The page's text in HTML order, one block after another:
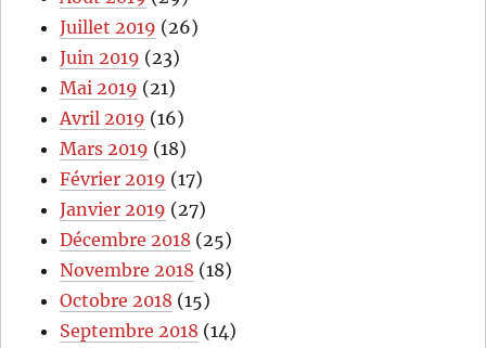
Juillet 2019 (26)
Juin 2019 (23)
Mai 2019 (21)
Avril 2019 (16)
Mars 2019 (18)
Février 2019 (17)
Janvier 2019 (27)
Décembre 2018 (25)
Novembre 2018 (18)
Octobre 2018 (15)
Septembre 2018 (14)